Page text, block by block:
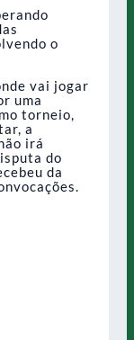
o
vai jogar
uma
torneio,
a
irá
do
da